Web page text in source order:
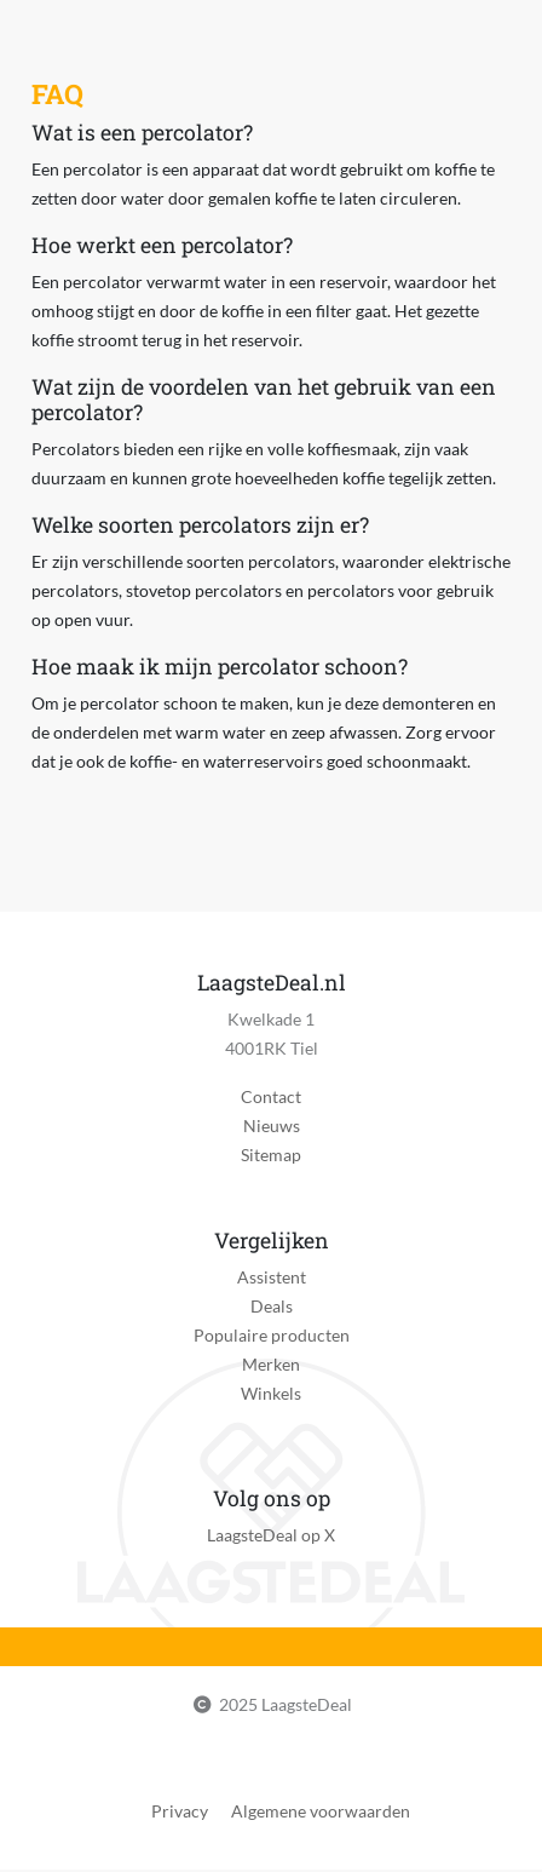
FAQ
Wat is een percolator?
Een percolator is een apparaat dat wordt gebruikt om koffie te
zetten door water door gemalen koffie te laten circuleren.
Hoe werkt een percolator?
Een percolator verwarmt water in een reservoir, waardoor het
omhoog stijgt en door de koffie in een filter gaat. Het gezette
koffie stroomt terug in het reservoir.
Wat zijn de voordelen van het gebruik van een
percolator?
Percolators bieden een rijke en volle koffiesmaak, zijn vaak
duurzaam en kunnen grote hoeveelheden koffie tegelijk zetten.
Welke soorten percolators zijn er?
Er zijn verschillende soorten percolators, waaronder elektrische
percolators, stovetop percolators en percolators voor gebruik
op open vuur.
Hoe maak ik mijn percolator schoon?
Om je percolator schoon te maken, kun je deze demonteren en
de onderdelen met warm water en zeep afwassen. Zorg ervoor
dat je ook de koffie- en waterreservoirs goed schoonmaakt.
LaagsteDeal.nl
Kwelkade 1
4001RK Tiel
Contact
Nieuws
Sitemap
Vergelijken
Assistent
Deals
Populaire producten
Merken
Winkels
Volg ons op
LaagsteDeal op X
2025 LaagsteDeal
Privacy Algemene voorwaarden